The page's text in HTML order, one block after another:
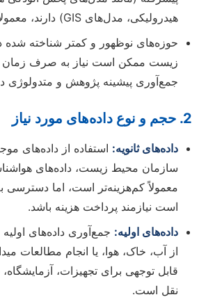
هیدرولیکی، مدل‌های GIS) دارند، معمولاً پرهزینه‌تر هستند.
حوزه‌های نوظهور و کمتر شناخته
زیست ممکن است نیاز به صرف زمان و
جمع‌آوری پیشینه پژوهش و متدولوژی
2. حجم و نوع داده‌های مورد نیاز
داده‌های ثانویه: استفاده از داده‌های
معمولاً کم‌هزینه‌تر است، اما دسترسی
است نیازمند پرداخت هزینه باشد.
داده‌های اولیه: جمع‌آوری داده‌های
از آب، خاک، هوا، یا انجام مطالعات
قابل توجهی برای تجهیزات،
نقل است.